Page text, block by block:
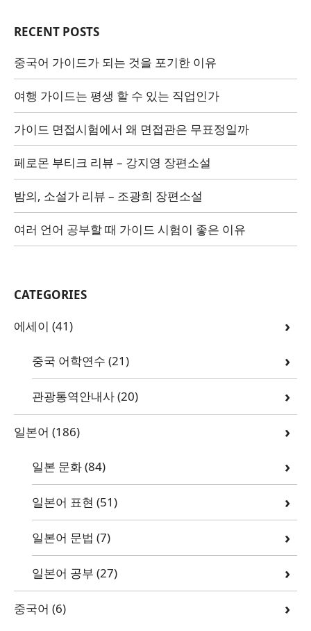
RECENT POSTS
중국어 가이드가 되는 것을 포기한 이유
여행 가이드는 평생 할 수 있는 직업인가
가이드 면접시험에서 왜 면접관은 무표정일까
페로몬 부티크 리뷰 – 강지영 장편소설
밤의, 소설가 리뷰 – 조광희 장편소설
여러 언어 공부할 때 가이드 시험이 좋은 이유
CATEGORIES
에세이 (41)
중국 어학연수 (21)
관광통역안내사(20)
일본어 (186)
일본 문화(84)
일본어 표현 (51)
일본어 문법 (7)
일본어 공부 (27)
중국어 (6)